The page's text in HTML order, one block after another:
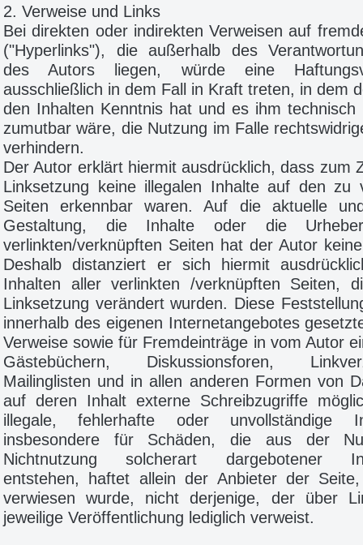
2. Verweise und Links
Bei direkten oder indirekten Verweisen auf
("Hyperlinks"), die außerhalb des
des Autors liegen, würde eine
ausschließlich in dem Fall in Kraft treten, in dem
den Inhalten Kenntnis hat und es ihm technisch
zumutbar wäre, die Nutzung im Falle
verhindern.
Der Autor erklärt hiermit ausdrücklich, dass zum
Linksetzung keine illegalen Inhalte auf den zu
Seiten erkennbar waren. Auf die aktuelle
Gestaltung, die Inhalte oder die
verlinkten/verknüpften Seiten hat der Autor
Deshalb distanziert er sich hiermit
Inhalten aller verlinkten /verknüpften Seiten,
Linksetzung verändert wurden. Diese
innerhalb des eigenen Internetangebotes
Verweise sowie für Fremdeinträge in vom Autor
Gästebüchern, Diskussionsforen,
Mailinglisten und in allen anderen Formen von
auf deren Inhalt externe Schreibzugriffe
illegale, fehlerhafte oder unvollständige
insbesondere für Schäden, die aus der
Nichtnutzung solcherart dargebotener
entstehen, haftet allein der Anbieter der
verwiesen wurde, nicht derjenige, der über
jeweilige Veröffentlichung lediglich verweist.